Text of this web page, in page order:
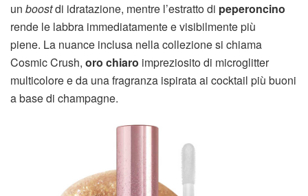
un boostdi idratazione, mentre l’estratto di peperoncino
rende le labbra immediatamente e visibilmente più
piene. La nuance inclusa nella collezione si chiama
Cosmic Crush, oro chiaro impreziosito di microglitter
multicolore e da una fragranza ispirata ai cocktail più buoni
a base di champagne.